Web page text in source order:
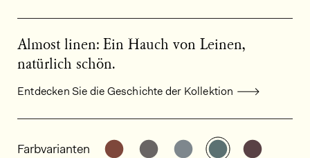
Almost linen: Ein Hauch von Leinen,
natürlich schön.
Entdecken Sie die Geschichte der Kollektion
Allgemeine Produktinformationen
Farbvarianten Weitere Varianten entdecken:
Weitere Varianten
Weitere Varianten
Weitere